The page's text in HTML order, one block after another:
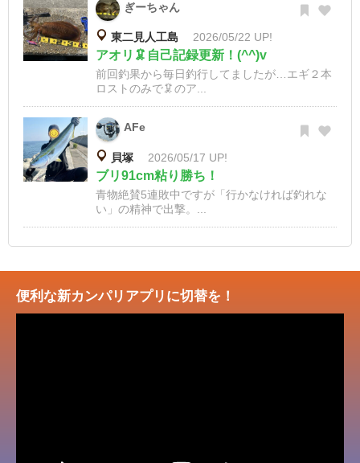
ぎーちゃん
東二見人工島 2026/05/22 UP!
アオリ🦑自己記録更新！(^^)v
前回釣果から毎日釣行してましたが…エギ２本
ロストのみで🦑のア...
AFe
貝塚 2026/05/17 UP!
ブリ91cm粘り勝ち！
青物絶賛5連敗中ですが「行かなければ釣れな
い」の精神で出撃。...
便利な新カンパリアプリに切替を！